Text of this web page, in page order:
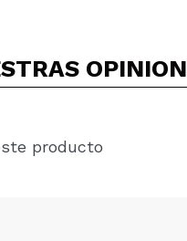
producto